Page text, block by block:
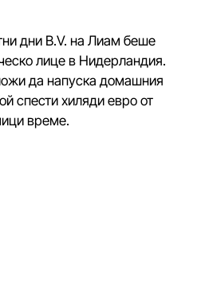
дни B.V. на Лиам беше
лице в Нидерландия.
да напуска домашния
спести хиляди евро от
време.